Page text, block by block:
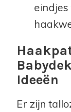
Ideeën
Er zijn